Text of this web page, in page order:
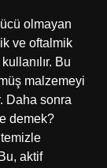
olmayan
ve oftalmik
Bu
malzemeyi
Daha sonra
demek?
aktif